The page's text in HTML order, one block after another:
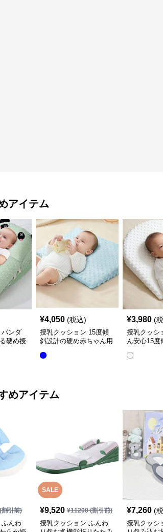
アイテム
ンダ
硬め授
¥4,050 (税込)
授乳クッション 15度傾
斜設計の硬め赤ちゃん用
¥3,980 (
授乳クッシ
ん安心15度
めアイテム
引前)
んわ
SALE
¥9,520 ¥11200(割引前)
授乳クッション ふんわ
¥7,260 (
授乳クッシ